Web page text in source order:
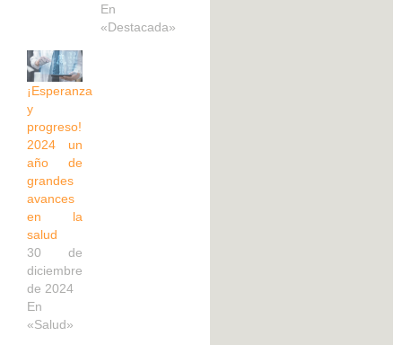
En
«Destacada»
¡Esperanza
y
progreso!
2024 un
año de
grandes
avances
en la
salud
30 de
diciembre
de 2024
En
«Salud»